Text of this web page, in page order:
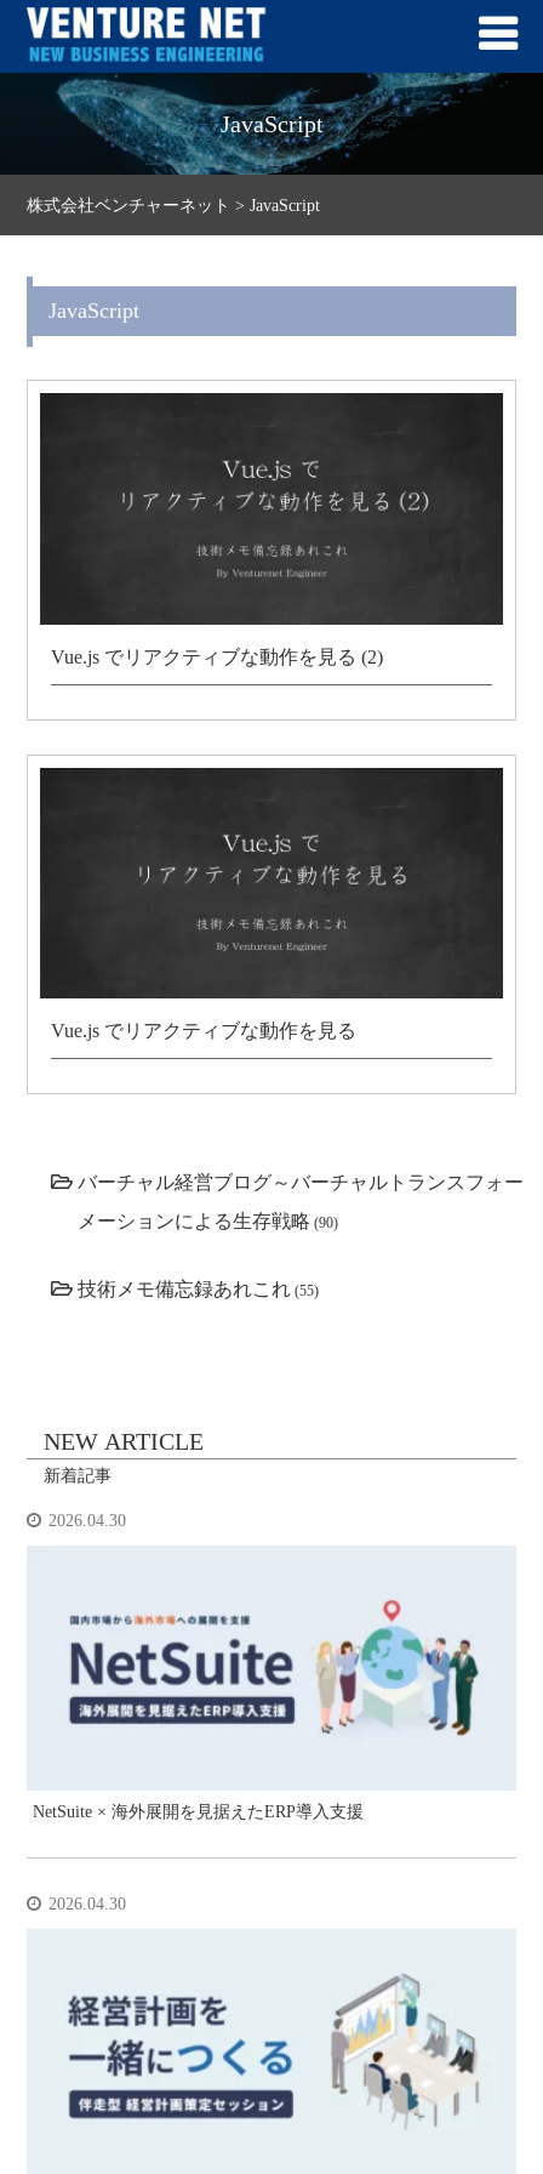
JavaScript
株式会社ベンチャーネット >JavaScript
JavaScript
Vue.js でリアクティブな動作を見る (2)
Vue.js でリアクティブな動作を見る
バーチャル経営ブログ～バーチャルトランスフォー
メーションによる生存戦略 (90)
技術メモ備忘録あれこれ (55)
NEW ARTICLE
新着記事
2026.04.30
NetSuite × 海外展開を見据えたERP導入支援
2026.04.30